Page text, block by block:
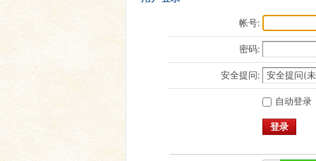
帐号:
密码:
安全提问:
自动登录
登录